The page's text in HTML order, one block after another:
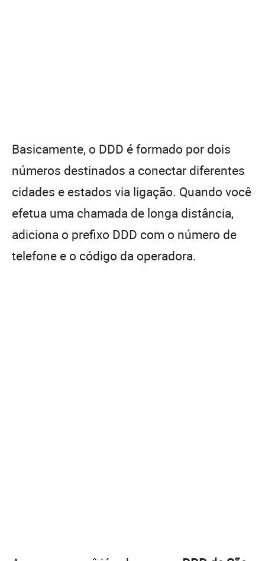
Basicamente, o DDD é formado por dois
números destinados a conectar diferentes
cidades e estados via ligação. Quando você
efetua uma chamada de longa distância,
adiciona o prefixo DDD com o número de
telefone e o código da operadora.